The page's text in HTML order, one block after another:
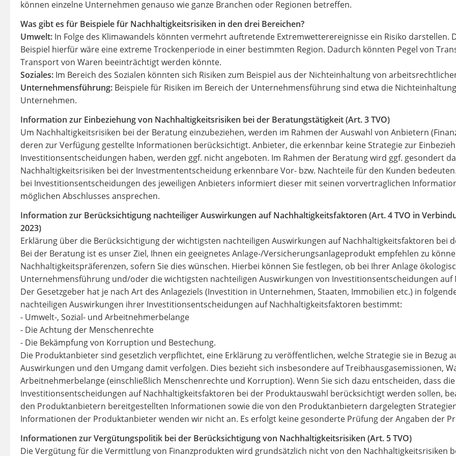
können einzelne Unternehmen genauso wie ganze Branchen oder Regionen betreffen.
Was gibt es für Beispiele für Nachhaltigkeitsrisiken in den drei Bereichen?
Umwelt: In Folge des Klimawandels könnten vermehrt auftretende Extremwetterereignisse ein Risiko darstellen.
Beispiel hierfür wäre eine extreme Trockenperiode in einer bestimmten Region. Dadurch könnten Pegel von
Transport von Waren beeinträchtigt werden könnte.
Soziales: Im Bereich des Sozialen könnten sich Risiken zum Beispiel aus der Nichteinhaltung von
Unternehmensführung: Beispiele für Risiken im Bereich der Unternehmensführung sind etwa die
Unternehmen.
Information zur Einbeziehung von Nachhaltigkeitsrisiken bei der Beratungstätigkeit (Art. 3 TVO)
Um Nachhaltigkeitsrisiken bei der Beratung einzubeziehen, werden im Rahmen der Auswahl von Anbietern
deren zur Verfügung gestellte Informationen berücksichtigt. Anbieter, die erkennbar keine Strategie zur
Investitionsentscheidungen haben, werden ggf. nicht angeboten. Im Rahmen der Beratung wird ggf. gesondert
Nachhaltigkeitsrisiken bei der Investmententscheidung erkennbare Vor- bzw. Nachteile für den Kunden
bei Investitionsentscheidungen des jeweiligen Anbieters informiert dieser mit seinen vorvertraglichen
möglichen Abschlusses ansprechen.
Information zur Berücksichtigung nachteiliger Auswirkungen auf Nachhaltigkeitsfaktoren (Art. 4 TVO in
2023)
Erklärung über die Berücksichtigung der wichtigsten nachteiligen Auswirkungen auf Nachhaltigkeitsfaktoren bei
Bei der Beratung ist es unser Ziel, Ihnen ein geeignetes Anlage-/Versicherungsanlageprodukt empfehlen zu
Nachhaltigkeitspräferenzen, sofern Sie dies wünschen. Hierbei können Sie festlegen, ob bei Ihrer Anlage
Unternehmensführung und/oder die wichtigsten nachteiligen Auswirkungen von Investitionsentscheidungen
Der Gesetzgeber hat je nach Art des Anlageziels (Investition in Unternehmen, Staaten, Immobilien etc.) in
nachteiligen Auswirkungen ihrer Investitionsentscheidungen auf Nachhaltigkeitsfaktoren bestimmt:
- Umwelt-, Sozial- und Arbeitnehmerbelange
- Die Achtung der Menschenrechte
- Die Bekämpfung von Korruption und Bestechung.
Die Produktanbieter sind gesetzlich verpflichtet, eine Erklärung zu veröffentlichen, welche Strategie sie in Bezug
Auswirkungen und den Umgang damit verfolgen. Dies bezieht sich insbesondere auf Treibhausgasemissionen,
Arbeitnehmerbelange (einschließlich Menschenrechte und Korruption). Wenn Sie sich dazu entscheiden, dass
Investitionsentscheidungen auf Nachhaltigkeitsfaktoren bei der Produktauswahl berücksichtigt werden sollen,
den Produktanbietern bereitgestellten Informationen sowie die von den Produktanbietern dargelegten
Informationen der Produktanbieter wenden wir nicht an. Es erfolgt keine gesonderte Prüfung der Angaben der
Informationen zur Vergütungspolitik bei der Berücksichtigung von Nachhaltigkeitsrisiken (Art. 5 TVO)
Die Vergütung für die Vermittlung von Finanzprodukten wird grundsätzlich nicht von den Nachhaltigkeitsrisiken